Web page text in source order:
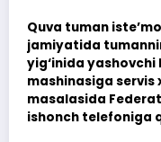
Quva tuman
jamiyatida
yig‘inida yashovchi
mashinasiga
masalasida
ishonch telefoniga